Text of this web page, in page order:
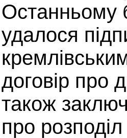
Останньому
удалося
договір про
також
про